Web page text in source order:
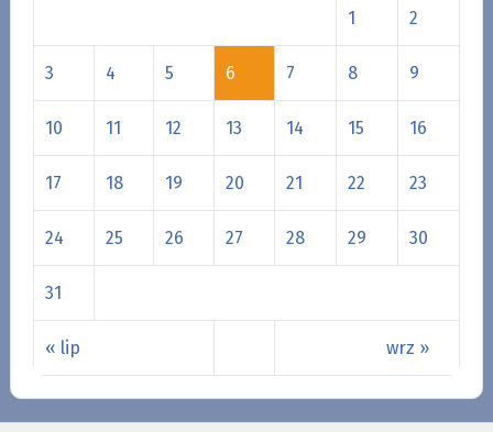
« lip wrz »
1 2
3 4 5 6 7 8 9
10 11 12 13 14 15 16
17 18 19 20 21 22 23
24 25 26 27 28 29 30
31